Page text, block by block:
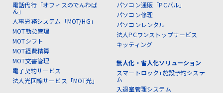
電話代行「オフィスのでんわば
ん」
人事労務システム「MOT/HG」
MOT勤怠管理
MOTシフト
MOT経費精算
MOT文書管理
電子契約サービス
法人光回線サービス「MOT光」
パソコン通販「PCバル」
パソコン修理
パソコンレンタル
法人PCワンストップサービス
キッティング
無人化・省人化ソリューション
スマートロック+施設予約システ
ム
入退室管理システム